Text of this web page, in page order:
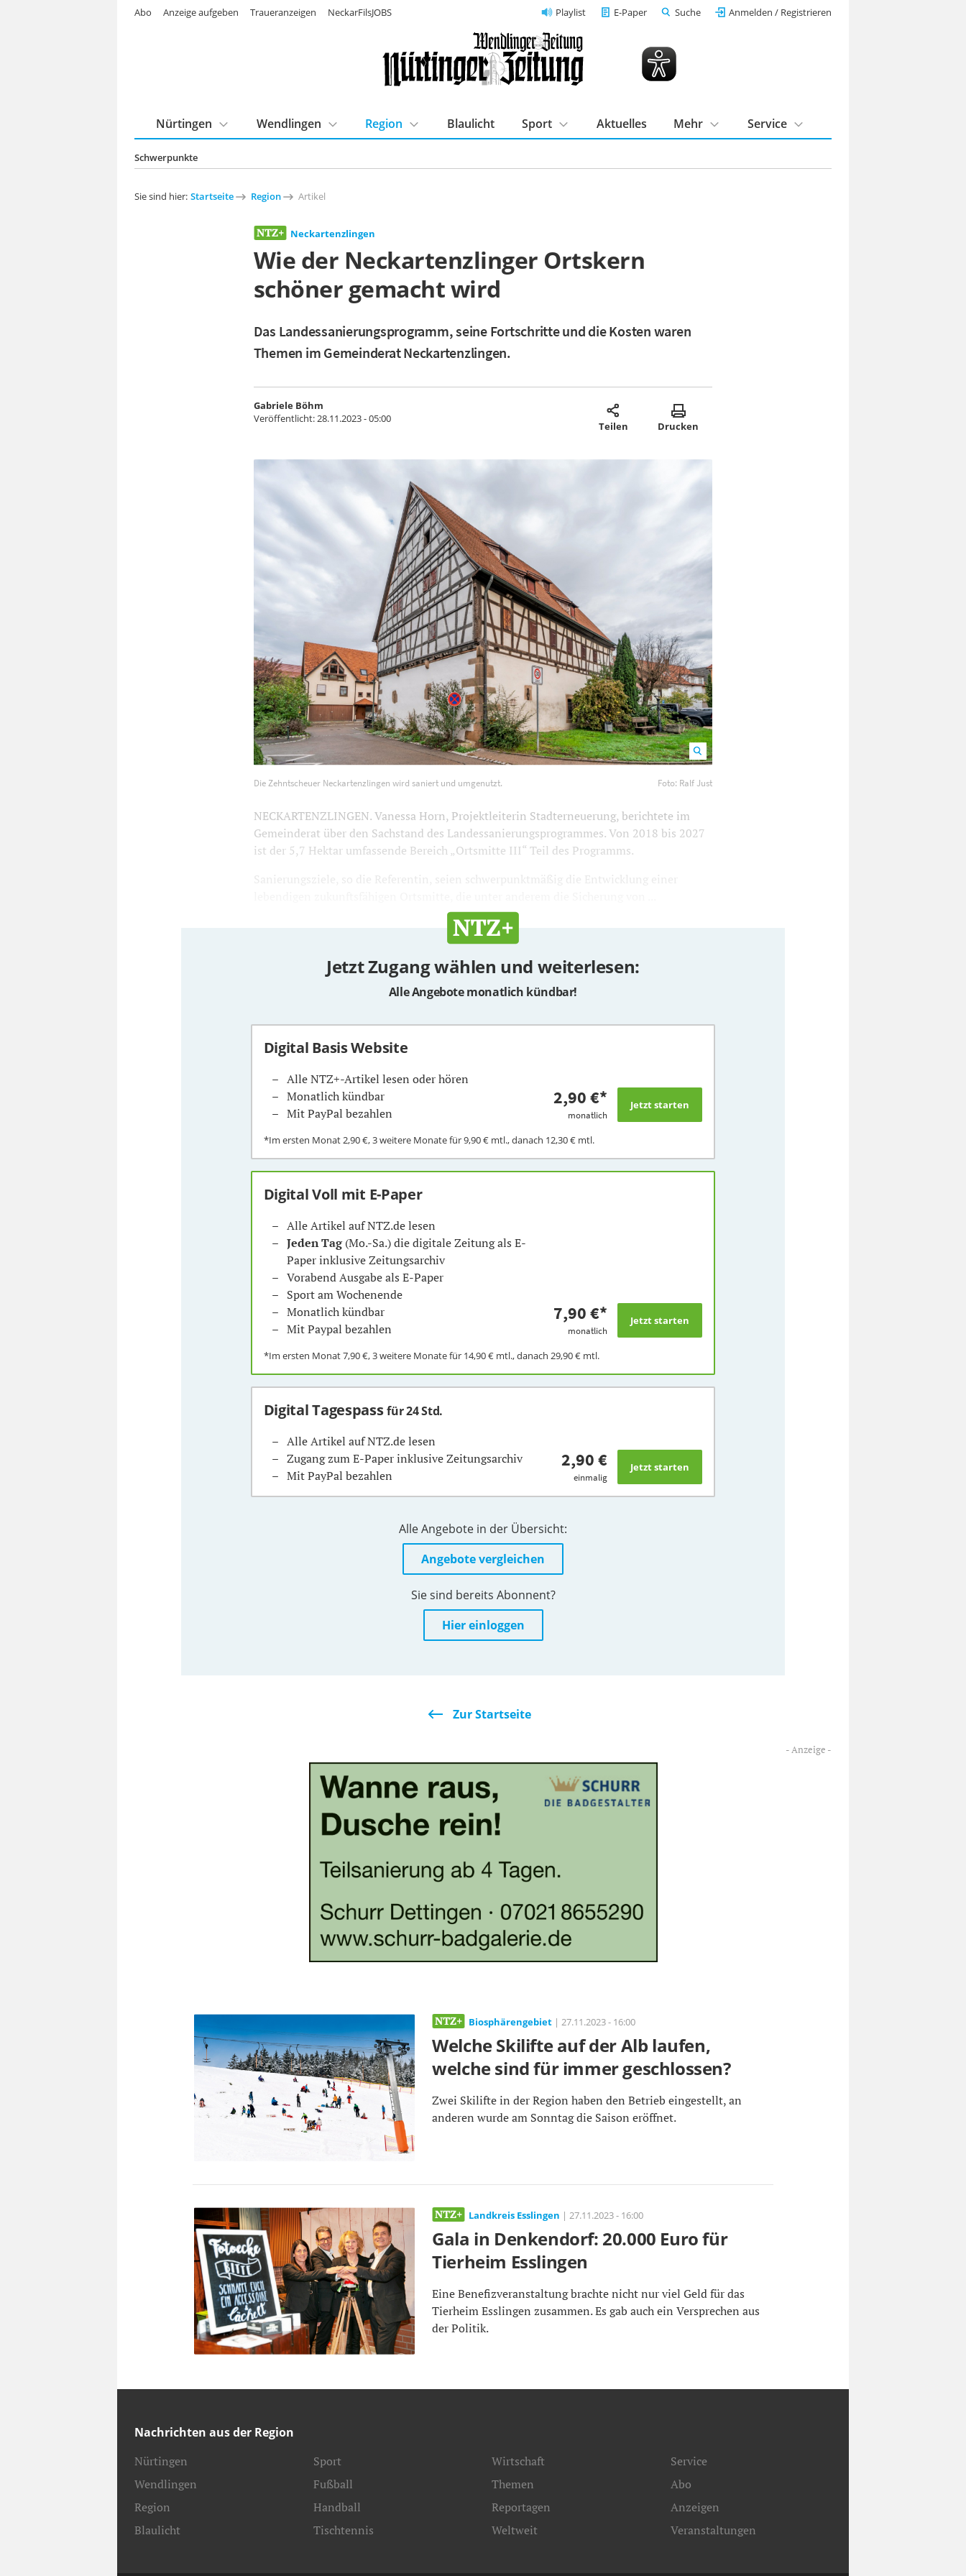
Playlist E-Paper Suche Anmelden / Registrieren
Schwerpunkte
Nürtingen Wendlingen Region Blaulicht Sport Aktuelles Mehr Service
Abo Anzeige aufgeben Traueranzeigen NeckarFilsJOBS
Sie sind hier: Startseite Region Artikel
Neckartenzlingen
Wie der Neckartenzlinger Ortskern
schöner gemacht wird
Das Landessanierungsprogramm, seine Fortschritte und die Kosten waren
Themen im Gemeinderat Neckartenzlingen.
Gabriele Böhm
Veröffentlicht:28.11.2023 - 05:00
Teilen Drucken
800
Die Zehntscheuer Neckartenzlingen wird saniert und umgenutzt. Foto: Ralf Just
NECKARTENZLINGEN. Vanessa Horn, Projektleiterin Stadterneuerung, berichtete im
Gemeinderat über den Sachstand des Landessanierungsprogrammes. Von 2018 bis 2027
ist der 5,7 Hektar umfassende Bereich „Ortsmitte III“ Teil des Programms.
Sanierungsziele, so die Referentin, seien schwerpunktmäßig die Entwicklung einer
Jetzt Zugang wählen und weiterlesen:
Alle Angebote monatlich kündbar!
Digital Basis Website
Alle NTZ+-Artikel lesen oder hören
Monatlich kündbar
Mit PayPal bezahlen
2,90 €*
monatlich
*Im ersten Monat2,90 €, 3 weitere Monate für9,90 €mtl., danach 12,30 €mtl.
Digital Voll mit E-Paper
Alle Artikel auf NTZ.de lesen
Jeden Tag(Mo.-Sa.) die digitale Zeitung als E-
Paper inklusive Zeitungsarchiv
Vorabend Ausgabe als E-Paper
Sport am Wochenende
Monatlich kündbar
Mit Paypal bezahlen
7,90 €*
monatlich
*Im ersten Monat7,90 €, 3 weitere Monate für 14,90 €mtl., danach 29,90 €mtl.
Digital Tagespassfür 24 Std.
Alle Artikel auf NTZ.de lesen
Zugang zum E-Paper inklusive Zeitungsarchiv
Mit PayPal bezahlen
2,90 €
einmalig
Alle Angebote in der Übersicht:
Angebote vergleichen
Sie sind bereits Abonnent?
Hier einloggen
Zur Startseite
Biosphärengebiet | 27.11.2023 - 16:00
Welche Skilifte auf der Alb laufen,
welche sind für immer geschlossen?
Zwei Skilifte in der Region haben den Betrieb eingestellt, an
anderen wurde am Sonntag die Saison eröffnet.
Landkreis Esslingen | 27.11.2023 - 16:00
Gala in Denkendorf: 20.000 Euro für
Tierheim Esslingen
Eine Benefizveranstaltung brachte nicht nur viel Geld für das
Tierheim Esslingen zusammen. Es gab auch ein Versprechen aus
der Politik.
Nachrichten aus der Region
Nürtingen
Wendlingen
Region
Blaulicht
Sport
Fußball
Handball
Tischtennis
Wirtschaft
Themen
Reportagen
Weltweit
Service
Abo
Anzeigen
Veranstaltungen